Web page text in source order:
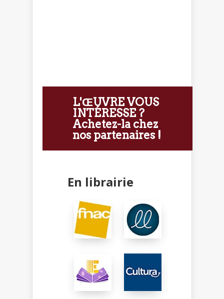
L'ŒUVRE VOUS
INTÉRESSE ?
Achetez-la chez
nos partenaires !
En librairie